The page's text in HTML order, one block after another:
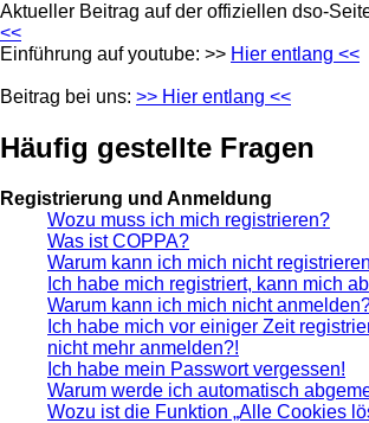
Aktueller Beitrag auf der offiziellen dso-
<<
Einführung auf youtube: >> Hier entlang <<
Beitrag bei uns: >> Hier entlang <<
Häufig gestellte Fragen
Registrierung und Anmeldung
Wozu muss ich mich registrieren?
Was ist COPPA?
Warum kann ich mich nicht
Ich habe mich registriert, kann mich
Warum kann ich mich nicht
Ich habe mich vor einiger Zeit
nicht mehr anmelden?!
Ich habe mein Passwort vergessen!
Warum werde ich automatisch
Wozu ist die Funktion „Alle Cookies